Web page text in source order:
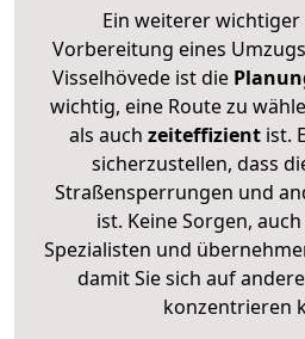
Ein weiterer
Vorbereitung eines
Visselhövede ist die
wichtig, eine Route zu
als auch zeiteffizientist.
sicherzustellen, dass
Straßensperrungen und
ist. Keine Sorgen,
Spezialisten und
damit Sie sich auf
konzentrieren